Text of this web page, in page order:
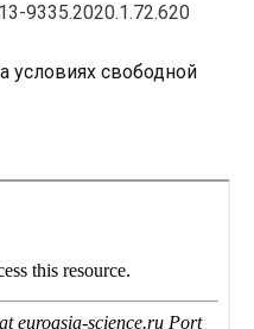
9335.2020.1.72.620
условиях свободной